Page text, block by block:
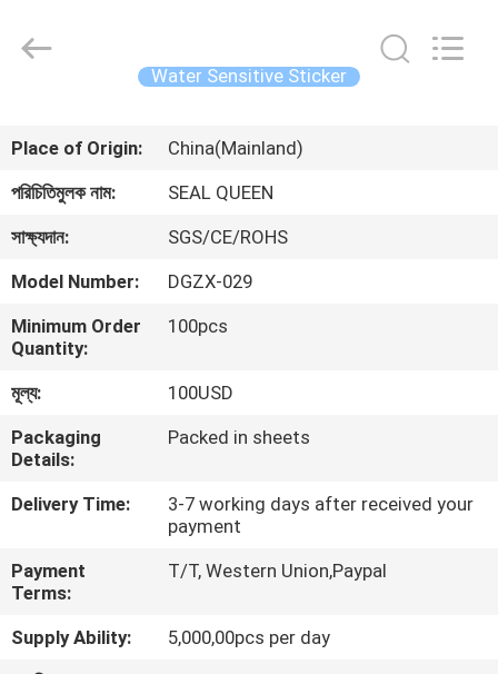
পণ্য
ভ্রমণ
নিয়ন্ত্রণ
যোগাযোগ
করুন
Material
Water Sensitive Sticker
Place of Origin:
China(Mainland)
পরিচিতিমুলক নাম:
SEAL QUEEN
সাক্ষ্যদান:
SGS/CE/ROHS
Model Number:
DGZX-029
Minimum Order
Quantity:
100pcs
মূল্য:
100USD
Packaging
Details:
Packed in sheets
Delivery Time:
3-7 working days after received your
payment
Payment
Terms:
T/T, Western Union,Paypal
Supply Ability:
5,000,00pcs per day